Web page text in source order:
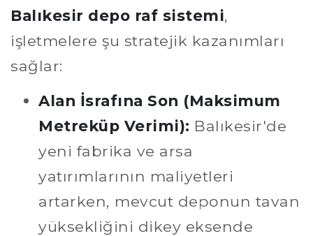
Balıkesir depo raf sistemi,
işletmelere şu stratejik kazanımları
sağlar:
Alan İsrafına Son (Maksimum
Metreküp Verimi): Balıkesir'de
yeni fabrika ve arsa
yatırımlarının maliyetleri
artarken, mevcut deponun tavan
yüksekliğini dikey eksende